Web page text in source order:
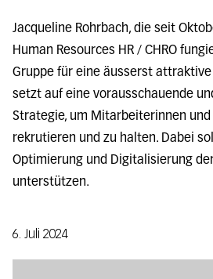
Jacqueline Rohrbach, die seit
Human Resources HR / CHRO
Gruppe für eine äusserst
setzt auf eine vorausschauende
Strategie, um Mitarbeiterinnen
rekrutieren und zu halten. Dabei
Optimierung und Digitalisierung
unterstützen.
6. Juli 2024